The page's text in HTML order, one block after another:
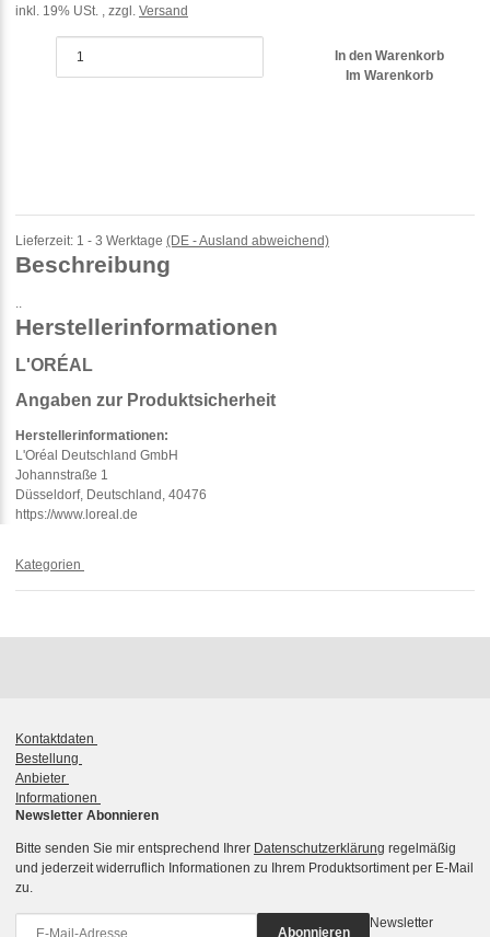
inkl. 19% USt. , zzgl. Versand
In den Warenkorb
Im Warenkorb
Lieferzeit: 1 - 3 Werktage (DE - Ausland abweichend)
Beschreibung
Herstellerinformationen
L'ORÉAL
Angaben zur Produktsicherheit
Herstellerinformationen:
L'Oréal Deutschland GmbH
Johannstraße 1
Düsseldorf, Deutschland, 40476
https://www.loreal.de
Kategorien
Kontaktdaten
Bestellung
Anbieter
Informationen
Newsletter Abonnieren
Bitte senden Sie mir entsprechend Ihrer Datenschutzerklärung regelmäßig
und jederzeit widerruflich Informationen zu Ihrem Produktsortiment per E-Mail
zu.
Abonnieren
Newsletter